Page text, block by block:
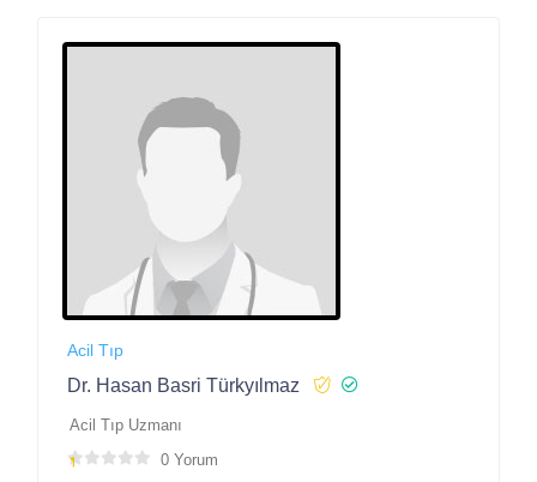
Acil Tıp
Dr. Hasan Basri Türkyılmaz
Acil Tıp Uzmanı
0 Yorum